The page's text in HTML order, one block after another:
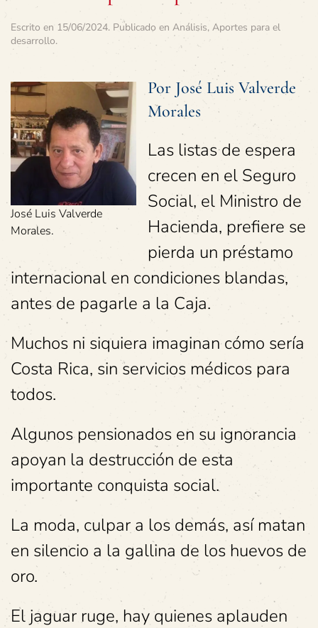
Escrito en 15/06/2024. Publicado en Análisis, Aportes para el
desarrollo.
José Luis Valverde
Morales.
Por José Luis Valverde
Morales
Las listas de espera
crecen en el Seguro
Social, el Ministro de
Hacienda, prefiere se
pierda un préstamo
internacional en condiciones blandas,
antes de pagarle a la Caja.
Muchos ni siquiera imaginan cómo sería
Costa Rica, sin servicios médicos para
todos.
Algunos pensionados en su ignorancia
apoyan la destrucción de esta
importante conquista social.
La moda, culpar a los demás, así matan
en silencio a la gallina de los huevos de
oro.
El jaguar ruge, hay quienes aplauden